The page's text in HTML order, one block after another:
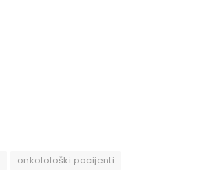
onkolološki pacijenti